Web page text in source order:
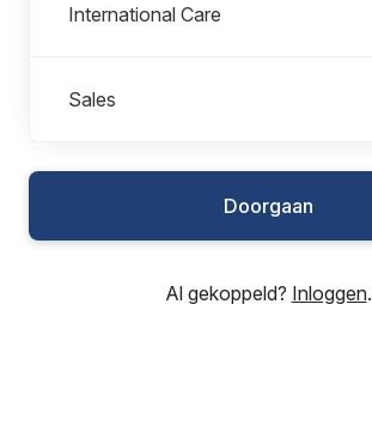
International Care
Sales
Doorgaan
Al gekoppeld? Inloggen.